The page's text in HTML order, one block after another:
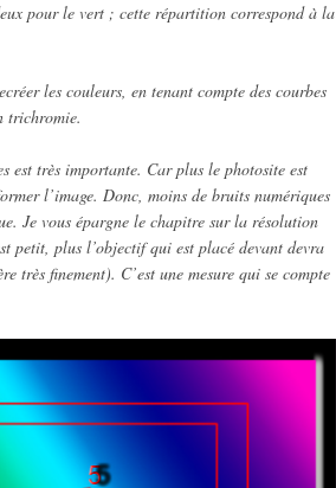
pour le vert ; cette répartition correspond à la
les couleurs, en tenant compte des courbes
trichromie.
est très importante. Car plus le photosite est
l’image. Donc, moins de bruits numériques
Je vous épargne le chapitre sur la résolution
petit, plus l’objectif qui est placé devant devra
très finement). C’est une mesure qui se compte